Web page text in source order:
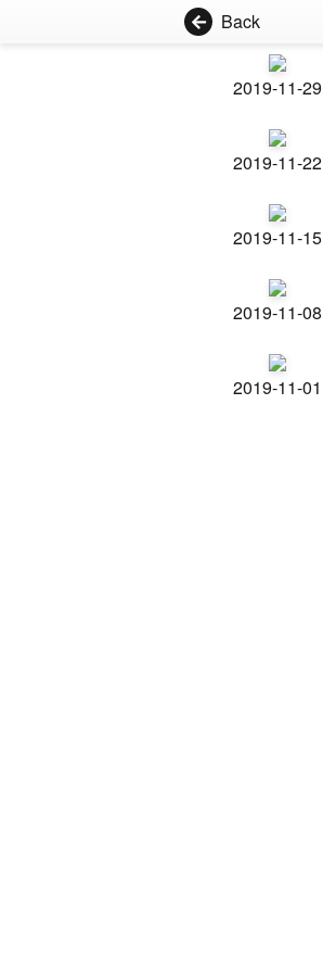
Back
2019-11-29
2019-11-22
2019-11-15
2019-11-08
2019-11-01